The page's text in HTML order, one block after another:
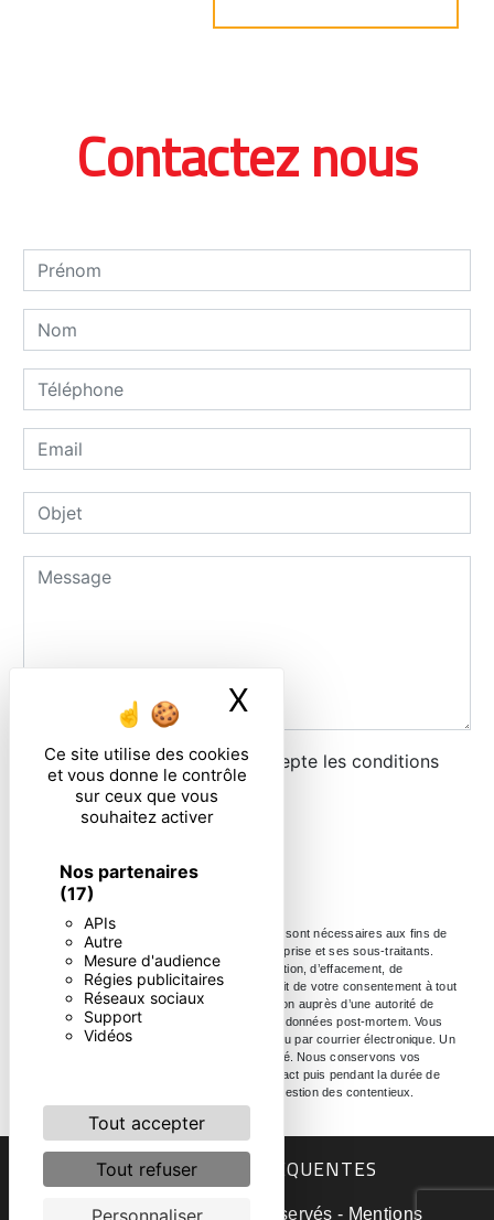
Ce site utilise des cookies
et vous donne le contrôle
sur ceux que vous
souhaitez activer
Nos partenaires
(17)
APIs
Autre
Mesure d'audience
Régies publicitaires
Réseaux sociaux
Support
Vidéos
Tout accepter
Tout refuser
Personnaliser
X
Contactez nous
En cochant cette case, j'accepte les conditions
particulières ci-dessous **
** Les données personnelles communiquées sont nécessaires aux fins de
vous contacter. Elles sont destinées à l'entreprise et ses sous-traitants.
Vous disposez de droits d’accès, de rectification, d’effacement, de
portabilité, de limitation, d’opposition, de retrait de votre consentement à tout
moment et du droit d’introduire une réclamation auprès d’une autorité de
contrôle, ainsi que d’organiser le sort de vos données post-mortem. Vous
pouvez exercer ces droits par voie postale ou par courrier électronique. Un
justificatif d'identité pourra vous être demandé. Nous conservons vos
données pendant la période de prise de contact puis pendant la durée de
prescription légale aux fins probatoire et de gestion des contentieux.
RECHERCHES FRÉQUENTES
Vistalid- 2026 - Tous droits réservés - Mentions